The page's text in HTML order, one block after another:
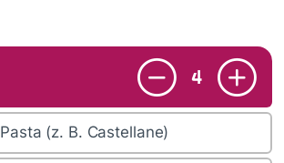
4
Pasta (z. B. Castellane)